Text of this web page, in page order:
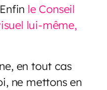
le Conseil
lui-même,
en tout cas
ne mettons en